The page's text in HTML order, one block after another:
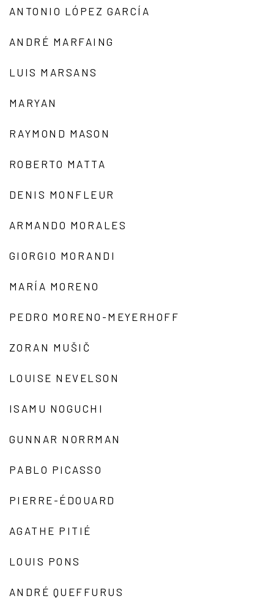
ANTONIO LÓPEZ GARCÍA
ANDRÉ MARFAING
LUIS MARSANS
MARYAN
RAYMOND MASON
ROBERTO MATTA
DENIS MONFLEUR
ARMANDO MORALES
GIORGIO MORANDI
MARÍA MORENO
PEDRO MORENO-MEYERHOFF
ZORAN MUŠIČ
LOUISE NEVELSON
ISAMU NOGUCHI
GUNNAR NORRMAN
PABLO PICASSO
PIERRE-ÉDOUARD
AGATHE PITIÉ
LOUIS PONS
ANDRÉ QUEFFURUS